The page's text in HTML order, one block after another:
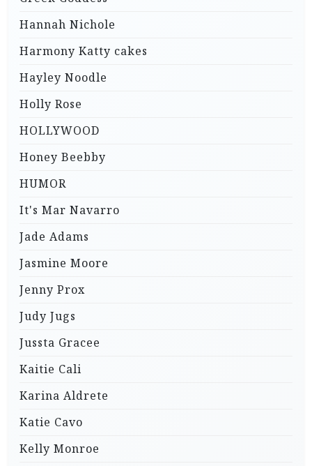
Hannah Nichole
Harmony Katty cakes
Hayley Noodle
Holly Rose
HOLLYWOOD
Honey Beebby
HUMOR
It's Mar Navarro
Jade Adams
Jasmine Moore
Jenny Prox
Judy Jugs
Jussta Gracee
Kaitie Cali
Karina Aldrete
Katie Cavo
Kelly Monroe